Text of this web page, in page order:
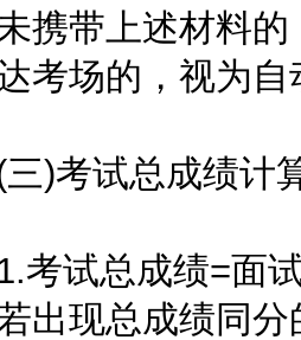
携带上述材料
考场的，视为
考试总成绩计
试总成绩=面试
出现总成绩同